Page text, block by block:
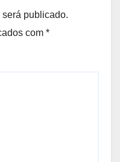
publicado.
com *